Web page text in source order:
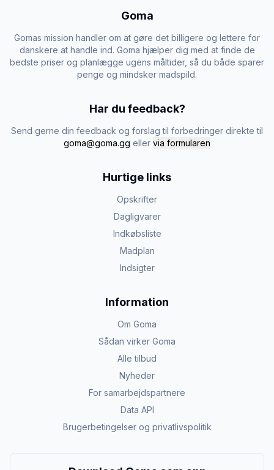
Goma
Gomas mission handler om at gøre det billigere og lettere for
danskere at handle ind. Goma hjælper dig med at finde de
bedste priser og planlægge ugens måltider, så du både sparer
penge og mindsker madspild.
Har du feedback?
Send gerne din feedback og forslag til forbedringer direkte til
goma@goma.gg eller via formularen
Hurtige links
Opskrifter
Dagligvarer
Indkøbsliste
Madplan
Indsigter
Information
Om Goma
Sådan virker Goma
Alle tilbud
Nyheder
For samarbejdspartnere
Data API
Brugerbetingelser og privatlivspolitik